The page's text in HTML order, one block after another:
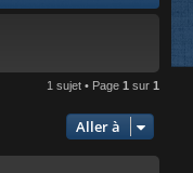
1 sujet • Page 1 sur 1
Aller à